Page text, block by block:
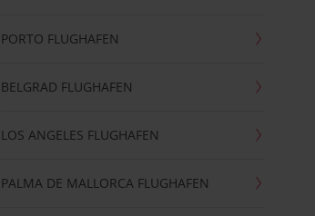
PORTO FLUGHAFEN
BELGRAD FLUGHAFEN
LOS ANGELES FLUGHAFEN
PALMA DE MALLORCA FLUGHAFEN